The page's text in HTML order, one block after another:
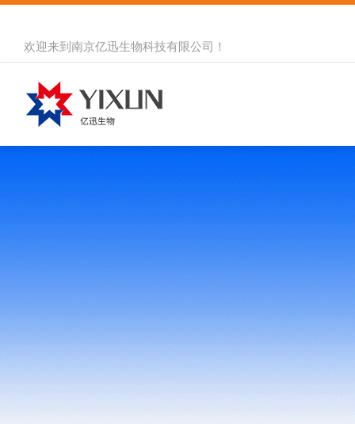
欢迎来到 南京亿迅生物科技有限公司 ！